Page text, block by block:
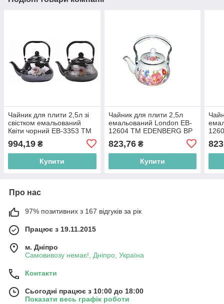
Чайник для плити 2,5л зі
свістком емальований
Квіти чорний EB-3353 ТМ
994,19 ₴
Купити
Чайник для плити 2,5л
емальований London EB-
12604 ТМ EDENBERG BP
823,76₴
Купити
Про нас
97% позитивних з 167 відгуків за рік
Працює з 19.11.2015
м. Дніпро
Самовивозу немає!, Дніпро, Україна
Контакти
Сьогодні працює з 10:00 до 18:00
Показати весь графік роботи